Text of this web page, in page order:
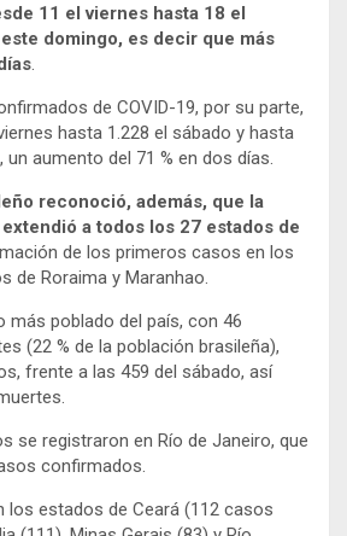
11 el viernes hasta 18 el
domingo, es decir que más
.
de COVID-19, por su parte,
hasta 1.228 el sábado y hasta
un aumento del 71 % en dos días.
reconoció, además, que la
a todos los 27 estados de
de los primeros casos en los
de Roraima y Maranhao.
más poblado del país, con 46
(22 % de la población brasileña),
frente a las 459 del sábado, así
se registraron en Río de Janeiro, que
confirmados.
los estados de Ceará (112 casos